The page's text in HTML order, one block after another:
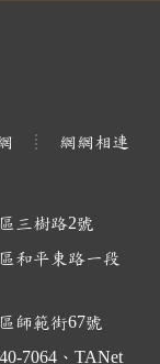
網網相連
三樹路2號
和平東路一段
師範街67號
7064、TANet